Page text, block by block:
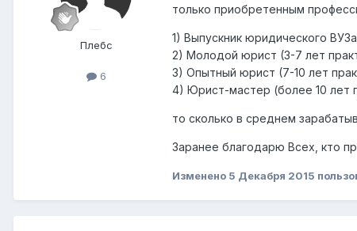
Плебс
6
только приобретенным
1) Выпускник юридического
2) Молодой юрист (3-7 лет
3) Опытный юрист (7-10 лет
4) Юрист-мастер (более 10 лет
то сколько в среднем
Заранее благодарю Всех, кто
Изменено 5 Декабря 2015